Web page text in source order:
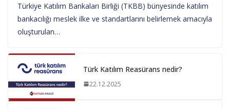
Türkiye Katılım Bankaları Birliği (TKBB) bünyesinde katılım
bankacılığı meslek ilke ve standartlarını belirlemek amacıyla
oluşturulan…
Türk Katılım Reasürans nedir?
22.12.2025